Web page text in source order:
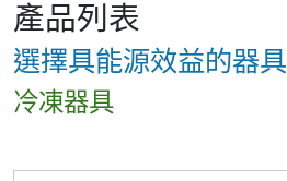
產品列表
選擇具能源效益的器具
冷凍器具